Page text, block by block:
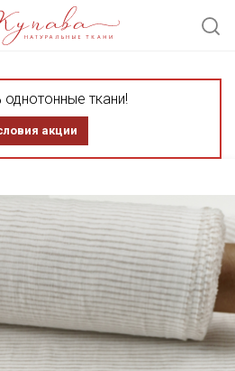
однотонные ткани!
акции